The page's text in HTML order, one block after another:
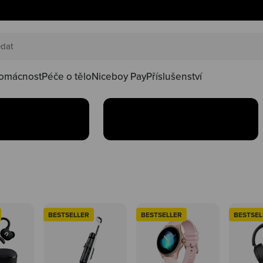
Péče o těloNiceboy PayPříslušenství
happy
ve
Oblíbené produkty teď
Koupit
BESTSELLER BESTSELLER